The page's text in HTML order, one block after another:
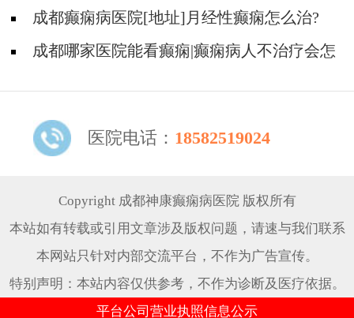
因?成都癫痫病医院[地址]月经性癫痫怎么治?
成都哪家医院能看癫痫|癫痫病人不治疗会怎
医院电话： 18582519024
Copyright 成都神康癫痫病医院 版权所有
本站如有转载或引用文章涉及版权问题，请速与我们联系
本网站只针对内部交流平台，不作为广告宣传。
特别声明：本站内容仅供参考，不作为诊断及医疗依据。
平台公司营业执照信息公示